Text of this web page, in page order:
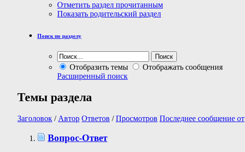
Отметить раздел прочитанным
Показать родительский раздел
Поиск по разделу
Отобразить темы
Отображать сообщения
Расширенный поиск
Темы раздела
Заголовок / Автор Ответов /Просмотров Последнее сообщение от
Вопрос-Ответ